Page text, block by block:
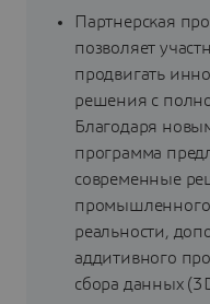
Партнерская
позволяет
продвигать
решения с
Благодаря
программа
современные
промышленного
реальности,
аддитивного
сбора данных